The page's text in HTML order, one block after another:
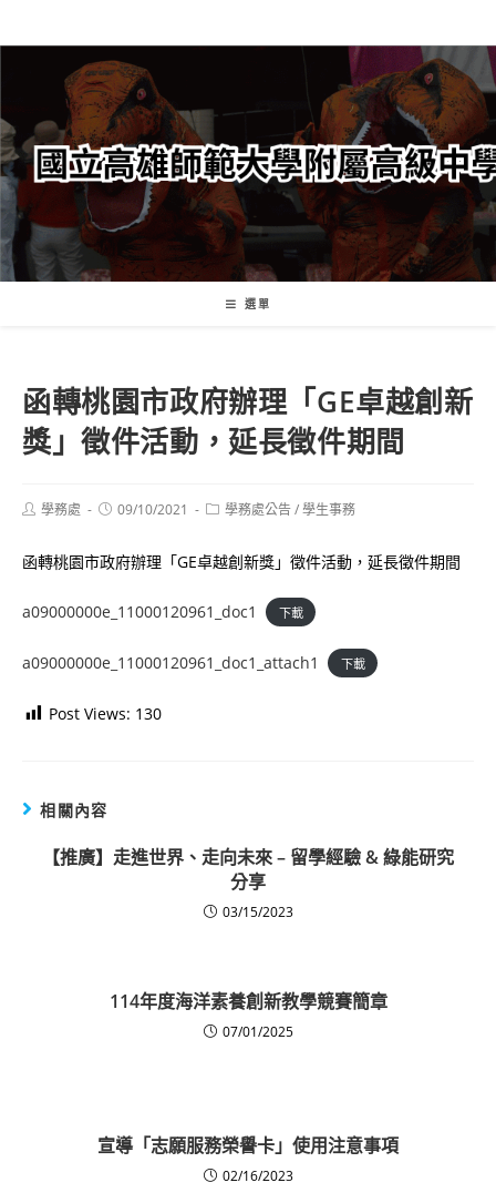
轉
要
內
容
選單
函轉桃園市政府辦理「GE卓越創新
獎」徵件活動，延長徵件期間
Post學務處
Post09/10/2021
Post學務處公告/學生事務
函轉桃園市政府辦理「GE卓越創新獎」徵件活動，延長徵件期間
a09000000e_11000120961_doc1 下載
a09000000e_11000120961_doc1_attach1 下載
Post Views: 130
相關內容
【推廣】走進世界、走向未來 – 留學經驗 & 綠能研究
分享
03/15/2023
114年度海洋素養創新教學競賽簡章
07/01/2025
宣導「志願服務榮譽卡」使用注意事項
02/16/2023